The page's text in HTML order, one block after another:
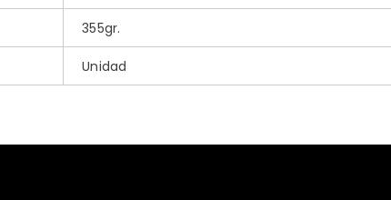
355gr.
Unidad